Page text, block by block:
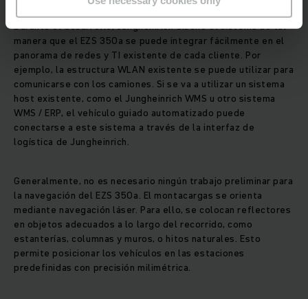
Durante el desarrollo, Jungheinrich diseñó el sistema de tal
manera que el EZS 350a se puede integrar fácilmente en el
panorama de redes y TI existente de cada cliente. Por
ejemplo, la estructura WLAN existente se puede utilizar para
comunicarse con los camiones. Si se va a utilizar un sistema
host existente, como el Jungheinrich WMS u otro sistema
WMS / ERP, el vehículo guiado automatizado puede
conectarse a este sistema a través de la interfaz de
logística de Jungheinrich.
Generalmente, no es necesario ningún trabajo preliminar para
la navegación del EZS 350a. El montacargas se orienta
mediante navegación láser. Para ello, se colocan reflectores
en objetos adecuados a lo largo del recorrido, como
estanterías, columnas y muros, o hitos naturales. Esto
permite posicionar los vehículos en las estaciones
predefinidas con precisión milimétrica.